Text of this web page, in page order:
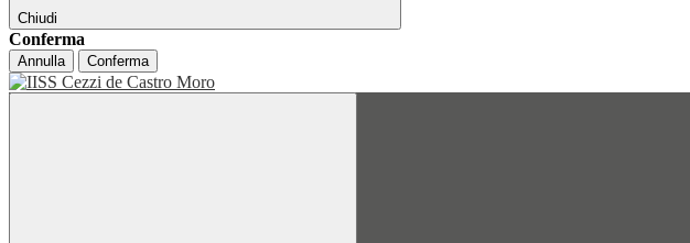
Chiudi
Conferma
Annulla Conferma